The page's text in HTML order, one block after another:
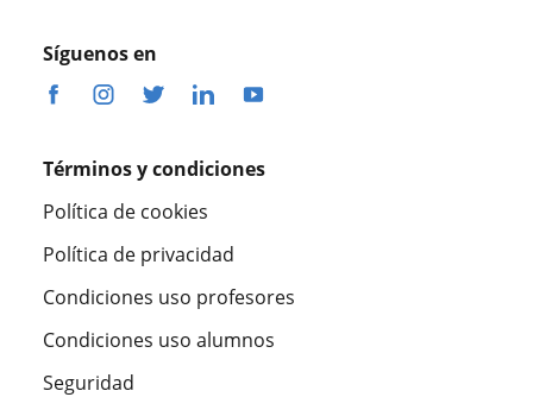
Síguenos en
Términos y condiciones
Política de cookies
Política de privacidad
Condiciones uso profesores
Condiciones uso alumnos
Seguridad